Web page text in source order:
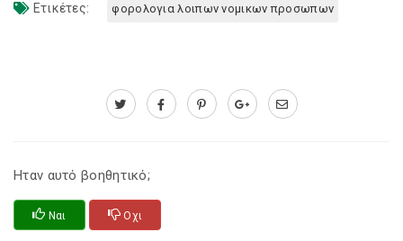
Ετικέτες: φορολογια λοιπων νομικων προσωπων
Ηταν αυτό βοηθητικό;
Ναι Οχι